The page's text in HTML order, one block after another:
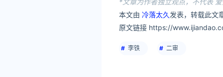
*文章为作者独立观点，不代表
本文由 冷落太久 发表，转载此文
原文链接 https://
李铁 二审